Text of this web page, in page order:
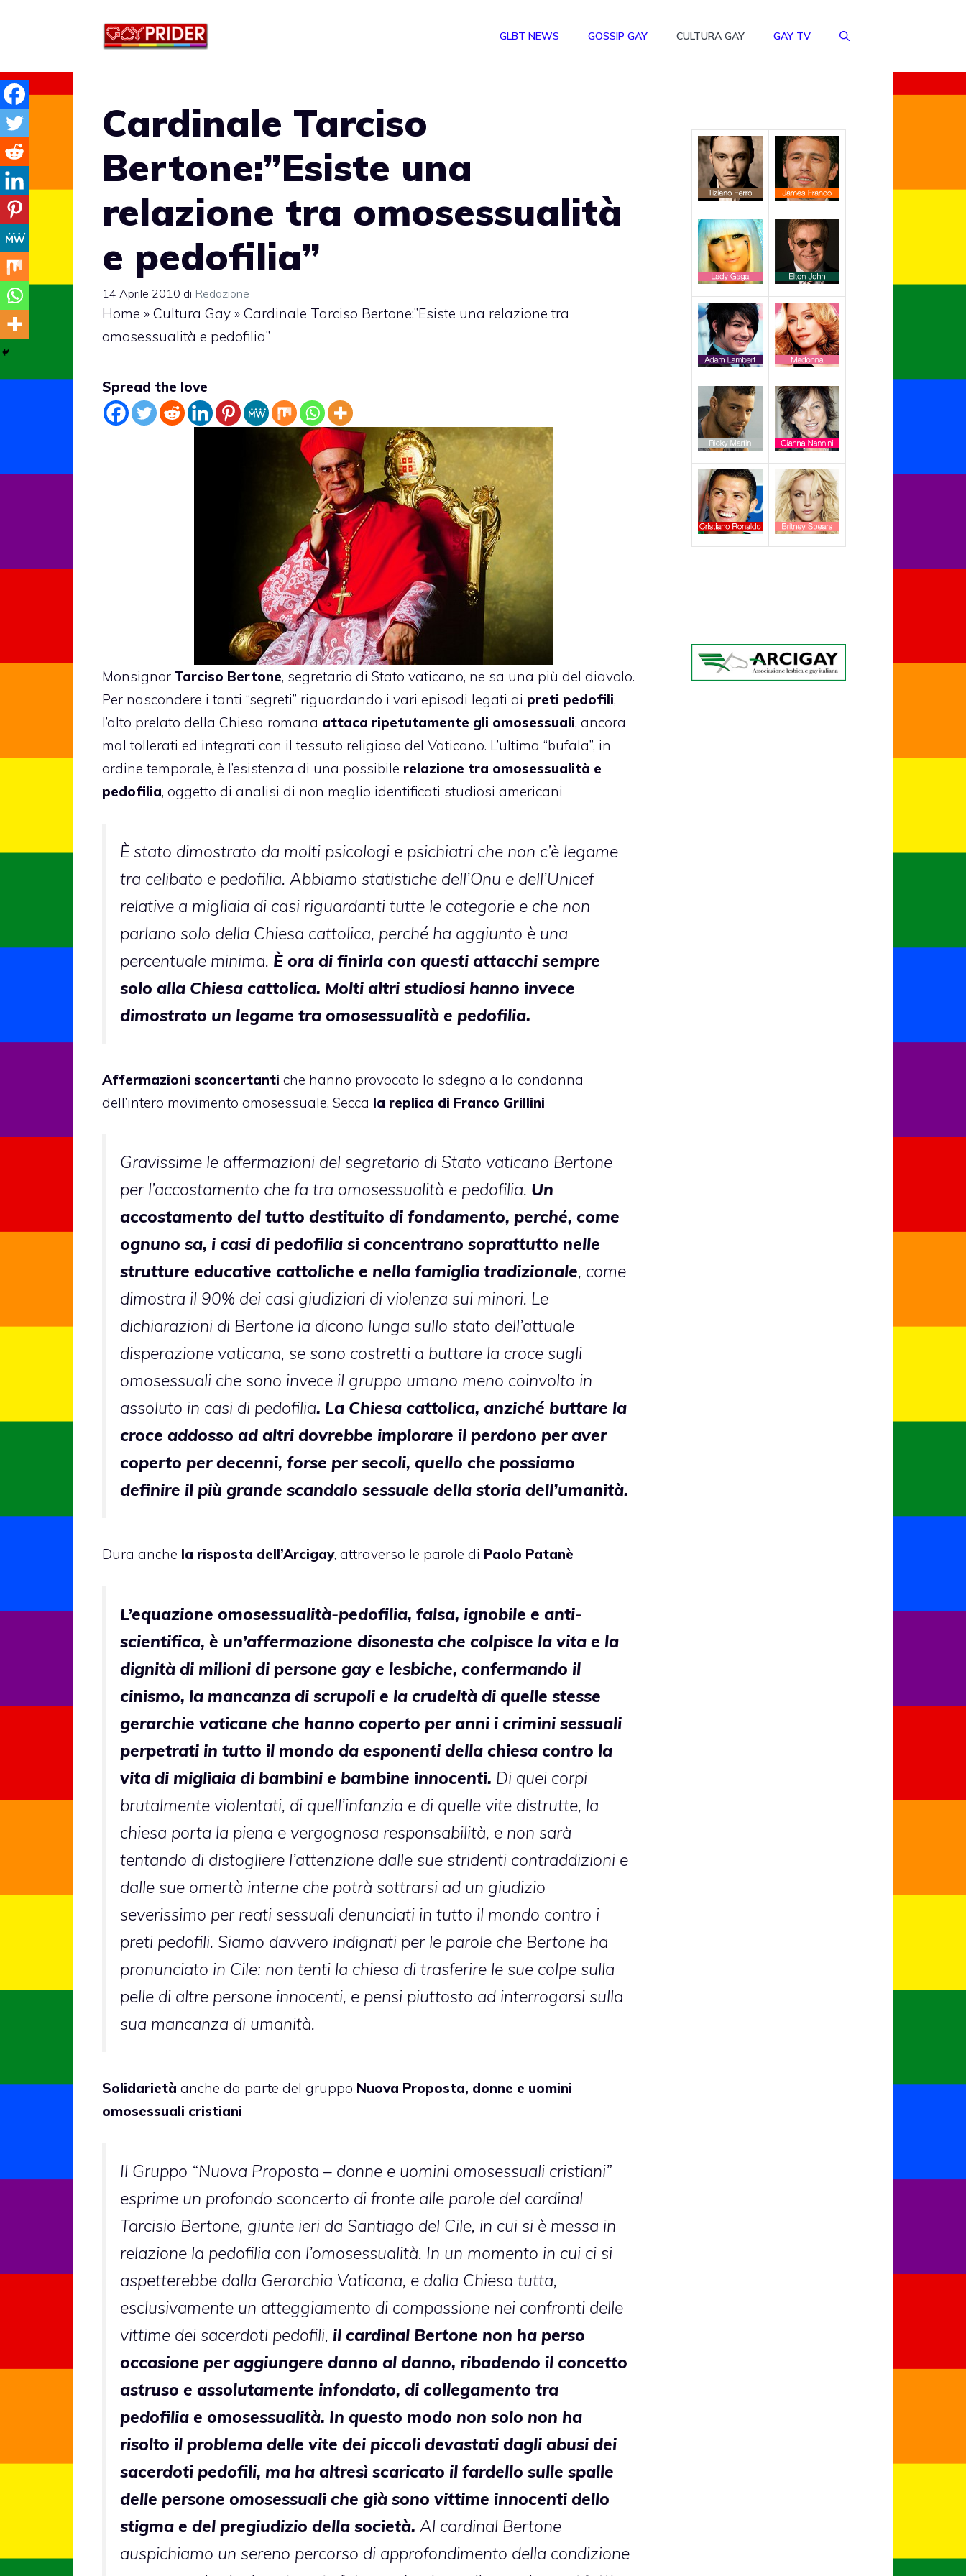
GLBT NEWS GOSSIP GAY CULTURA GAY GAY TV
Cardinale Tarciso
Bertone:”Esiste una
relazione tra omosessualità
e pedofilia”
14 Aprile 2010 di Redazione
Home » Cultura Gay » Cardinale Tarciso Bertone:”Esiste una relazione tra
omosessualità e pedofilia”
Spread the love
Monsignor Tarciso Bertone, segretario di Stato vaticano, ne sa una più del diavolo.
Per nascondere i tanti “segreti” riguardando i vari episodi legati ai preti pedofili,
l’alto prelato della Chiesa romana attaca ripetutamente gli omosessuali, ancora
mal tollerati ed integrati con il tessuto religioso del Vaticano. L’ultima “bufala”, in
ordine temporale, è l’esistenza di una possibile relazione tra omosessualità e
pedofilia, oggetto di analisi di non meglio identificati studiosi americani
È stato dimostrato da molti psicologi e psichiatri che non c’è legame
tra celibato e pedofilia. Abbiamo statistiche dell’Onu e dell’Unicef
relative a migliaia di casi riguardanti tutte le categorie e che non
parlano solo della Chiesa cattolica, perché ha aggiunto è una
percentuale minima. È ora di finirla con questi attacchi sempre
solo alla Chiesa cattolica. Molti altri studiosi hanno invece
dimostrato un legame tra omosessualità e pedofilia.
Affermazioni sconcertanti che hanno provocato lo sdegno a la condanna
dell’intero movimento omosessuale. Secca la replica di Franco Grillini
Gravissime le affermazioni del segretario di Stato vaticano Bertone
per l’accostamento che fa tra omosessualità e pedofilia. Un
accostamento del tutto destituito di fondamento, perché, come
ognuno sa, i casi di pedofilia si concentrano soprattutto nelle
strutture educative cattoliche e nella famiglia tradizionale, come
dimostra il 90% dei casi giudiziari di violenza sui minori. Le
dichiarazioni di Bertone la dicono lunga sullo stato dell’attuale
disperazione vaticana, se sono costretti a buttare la croce sugli
omosessuali che sono invece il gruppo umano meno coinvolto in
assoluto in casi di pedofilia. La Chiesa cattolica, anziché buttare la
croce addosso ad altri dovrebbe implorare il perdono per aver
coperto per decenni, forse per secoli, quello che possiamo
definire il più grande scandalo sessuale della storia dell’umanità.
Dura anche la risposta dell’Arcigay, attraverso le parole di Paolo Patanè
L’equazione omosessualità-pedofilia, falsa, ignobile e anti-
scientifica, è un’affermazione disonesta che colpisce la vita e la
dignità di milioni di persone gay e lesbiche, confermando il
cinismo, la mancanza di scrupoli e la crudeltà di quelle stesse
gerarchie vaticane che hanno coperto per anni i crimini sessuali
perpetrati in tutto il mondo da esponenti della chiesa contro la
vita di migliaia di bambini e bambine innocenti. Di quei corpi
brutalmente violentati, di quell’infanzia e di quelle vite distrutte, la
chiesa porta la piena e vergognosa responsabilità, e non sarà
tentando di distogliere l’attenzione dalle sue stridenti contraddizioni e
dalle sue omertà interne che potrà sottrarsi ad un giudizio
severissimo per reati sessuali denunciati in tutto il mondo contro i
preti pedofili. Siamo davvero indignati per le parole che Bertone ha
pronunciato in Cile: non tenti la chiesa di trasferire le sue colpe sulla
pelle di altre persone innocenti, e pensi piuttosto ad interrogarsi sulla
sua mancanza di umanità.
Solidarietà anche da parte del gruppo Nuova Proposta, donne e uomini
omosessuali cristiani
Il Gruppo “Nuova Proposta – donne e uomini omosessuali cristiani”
esprime un profondo sconcerto di fronte alle parole del cardinal
Tarcisio Bertone, giunte ieri da Santiago del Cile, in cui si è messa in
relazione la pedofilia con l’omosessualità. In un momento in cui ci si
aspetterebbe dalla Gerarchia Vaticana, e dalla Chiesa tutta,
esclusivamente un atteggiamento di compassione nei confronti delle
vittime dei sacerdoti pedofili, il cardinal Bertone non ha perso
occasione per aggiungere danno al danno, ribadendo il concetto
astruso e assolutamente infondato, di collegamento tra
pedofilia e omosessualità. In questo modo non solo non ha
risolto il problema delle vite dei piccoli devastati dagli abusi dei
sacerdoti pedofili, ma ha altresì scaricato il fardello sulle spalle
delle persone omosessuali che già sono vittime innocenti dello
stigma e del pregiudizio della società. Al cardinal Bertone
auspichiamo un sereno percorso di approfondimento della condizione